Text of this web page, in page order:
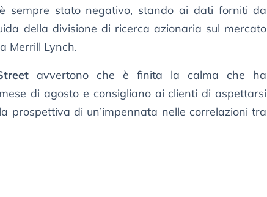
è sempre stato negativo, stando ai dati forniti da
della divisione di ricerca azionaria sul mercato
Merrill Lynch.
avvertono che è finita la calma che ha
di agosto e consigliano ai clienti di aspettarsi
prospettiva di un’impennata nelle correlazioni tra